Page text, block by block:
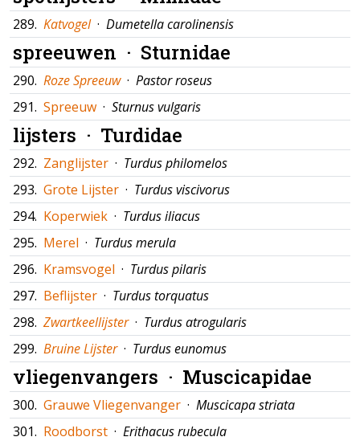
289. Katvogel · Dumetella carolinensis
spreeuwen · Sturnidae
290. Roze Spreeuw · Pastor roseus
291. Spreeuw · Sturnus vulgaris
lijsters · Turdidae
292. Zanglijster · Turdus philomelos
293. Grote Lijster · Turdus viscivorus
294. Koperwiek · Turdus iliacus
295. Merel · Turdus merula
296. Kramsvogel · Turdus pilaris
297. Beflijster · Turdus torquatus
298. Zwartkeellijster · Turdus atrogularis
299. Bruine Lijster · Turdus eunomus
vliegenvangers · Muscicapidae
300. Grauwe Vliegenvanger · Muscicapa striata
301. Roodborst · Erithacus rubecula